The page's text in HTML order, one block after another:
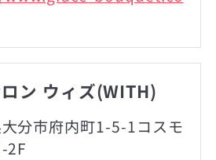
ン ウィズ(WITH)
分市府内町1-5-1コスモ
2F